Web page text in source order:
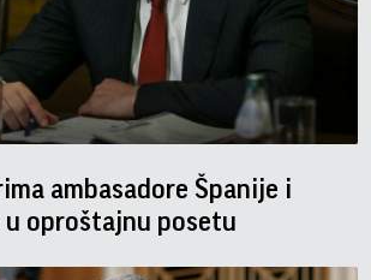
ambasadore Španije i
u oproštajnu posetu